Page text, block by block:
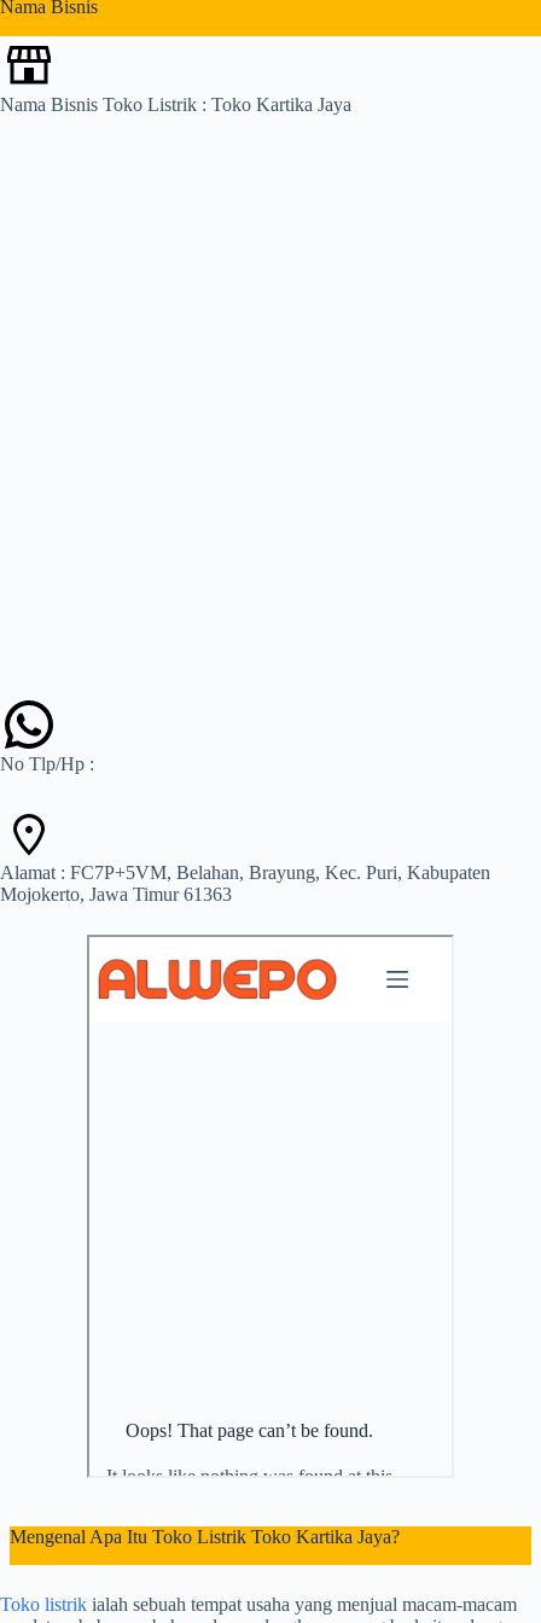
s
Nama Bisnis
Nama Bisnis Toko Listrik : Toko Kartika Jaya
No Tlp/Hp :
Alamat : FC7P+5VM, Belahan, Brayung, Kec. Puri, Kabupaten
Mojokerto, Jawa Timur 61363
Mengenal Apa Itu Toko Listrik Toko Kartika Jaya?
Toko listrik ialah sebuah tempat usaha yang menjual macam-macam